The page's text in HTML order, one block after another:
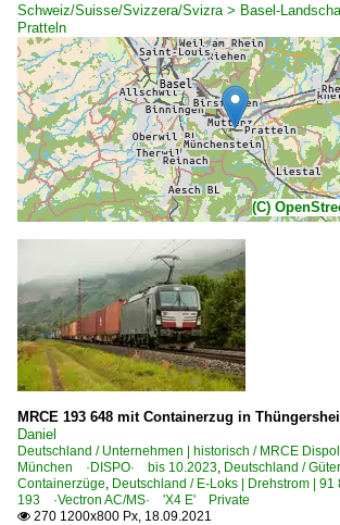
Schweiz/Suisse/Svizzera/Svizra > Basel-
Pratteln
(C)
MRCE 193 648 mit Containerzug in
Daniel
Deutschland / Unternehmen | historisch / MRCE
München ·DISPO· bis 10.2023, Deutschland /
Containerzüge, Deutschland / E-Loks | Drehstrom |
193 ·Vectron AC/MS· 'X4 E' Private
 270 1200x800 Px, 18.09.2021